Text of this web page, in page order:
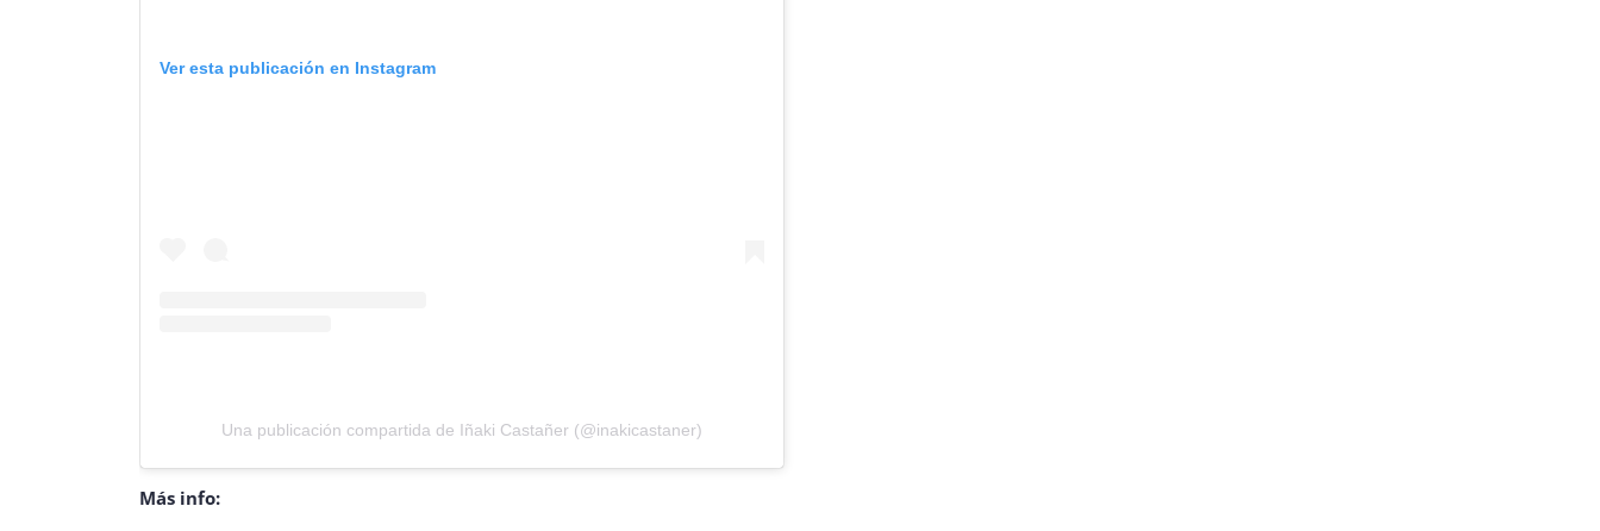
Ver esta publicación en Instagram
Una publicación compartida de Iñaki Castañer (@inakicastaner)
Más info: